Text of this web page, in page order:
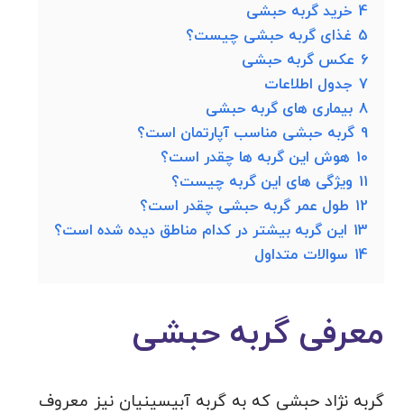
4 خرید گربه حبشی
5 غذای گربه حبشی چیست؟
6 عکس گربه حبشی
7 جدول اطلاعات
8 بیماری های گربه حبشی
9 گربه حبشی مناسب آپارتمان است؟
10 هوش این گربه ها چقدر است؟
11 ویژگی های این گربه چیست؟
12 طول عمر گربه حبشی چقدر است؟
13 این گربه بیشتر در کدام مناطق دیده شده است؟
14 سوالات متداول
معرفی گربه حبشی
گربه نژاد حبشی که به گربه آبیسینیان نیز معروف